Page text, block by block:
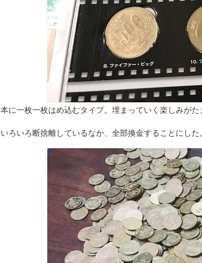
本に一枚一枚はめ込むタイプ。埋まっていく楽しみがた
いろいろ断捨離しているなか、全部換金することにし